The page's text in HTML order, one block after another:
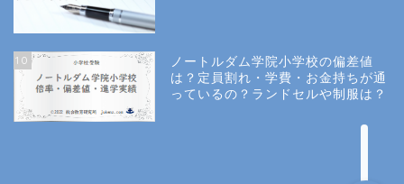
10
ノートルダム学院小学校の偏差値
は？定員割れ・学費・お金持ちが通
っているの？ランドセルや制服は？
説明会や面接の服装